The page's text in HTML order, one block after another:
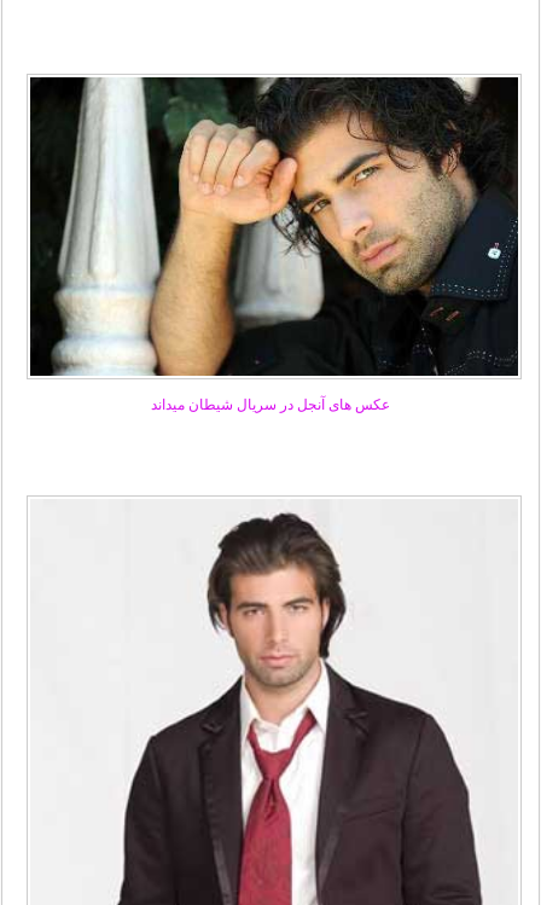
عکس های آنجل در سریال شیطان میداند